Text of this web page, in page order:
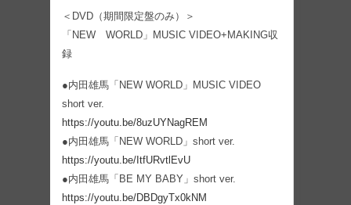
＜DVD（期間限定盤のみ）＞
「NEW WORLD」MUSIC VIDEO+MAKING収
録
●内田雄馬「NEW WORLD」MUSIC VIDEO
short ver.
https://youtu.be/8uzUYNagREM
●内田雄馬「NEW WORLD」short ver.
https://youtu.be/ItfURvtlEvU
●内田雄馬「BE MY BABY」short ver.
https://youtu.be/DBDgyTx0kNM